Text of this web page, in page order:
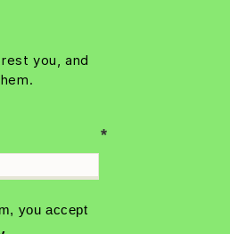
you, and
you accept